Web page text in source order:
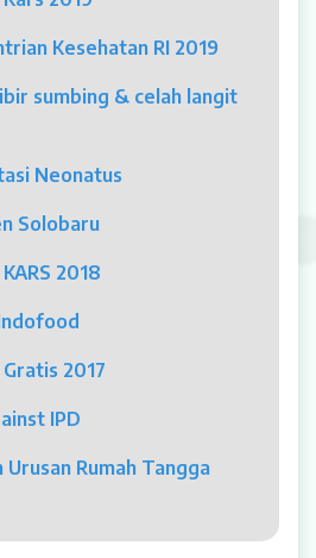
Kesehatan RI 2019
sumbing & celah langit
Neonatus
Solobaru
2018
2017
IPD
Urusan Rumah Tangga